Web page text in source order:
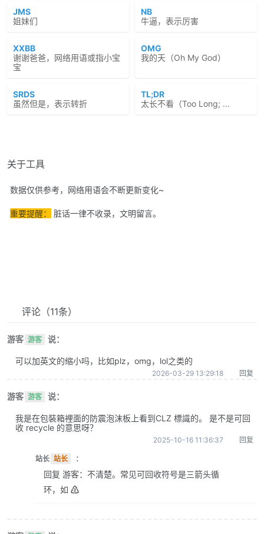
JMS
姐妹们
NB
牛逼，表示厉害
XXBB
谢谢爸爸，网络用语或指小宝
宝
OMG
我的天（Oh My God）
SRDS
虽然但是，表示转折
TL;DR
太长不看（Too Long; ...
关于工具
数据仅供参考，网络用语会不断更新变化~
重要提醒： 脏话一律不收录，文明留言。
评论 （11条）
游客 游客 说：
可以加英文的缩小吗，比如plz，omg，lol之类的
2026-03-29 13:29:18 回复
游客 游客 说：
我是在包裝箱裡面的防震泡沫板上看到CLZ 標識的。 是不是可回
收 recycle 的意思呀？
2025-10-16 11:36:37 回复
站长 站长 ：
回复 游客：不清楚。常见可回收符号是三箭头循
环，如 ♴